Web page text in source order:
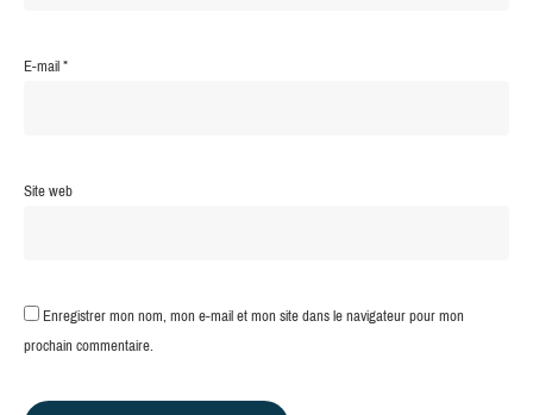
E-mail*
Site web
Enregistrer mon nom, mon e-mail et mon site dans le navigateur pour mon
prochain commentaire.